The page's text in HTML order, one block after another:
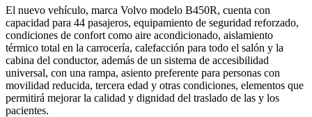
El nuevo vehículo, marca Volvo modelo B450R, cuenta con
capacidad para 44 pasajeros, equipamiento de seguridad reforzado,
condiciones de confort como aire acondicionado, aislamiento
térmico total en la carrocería, calefacción para todo el salón y la
cabina del conductor, además de un sistema de accesibilidad
universal, con una rampa, asiento preferente para personas con
movilidad reducida, tercera edad y otras condiciones, elementos que
permitirá mejorar la calidad y dignidad del traslado de las y los
pacientes.